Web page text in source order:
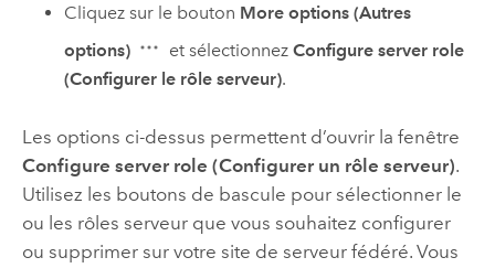
Cliquez sur le bouton More options (Autres
options)
et sélectionnezConfigure server role
(Configurer le rôle serveur).
Les options ci-dessus permettent d’ouvrir la fenêtre
Configure server role (Configurer un rôle serveur).
Utilisez les boutons de bascule pour sélectionner le
ou les rôles serveur que vous souhaitez configurer
ou supprimer sur votre site de serveur fédéré. Vous